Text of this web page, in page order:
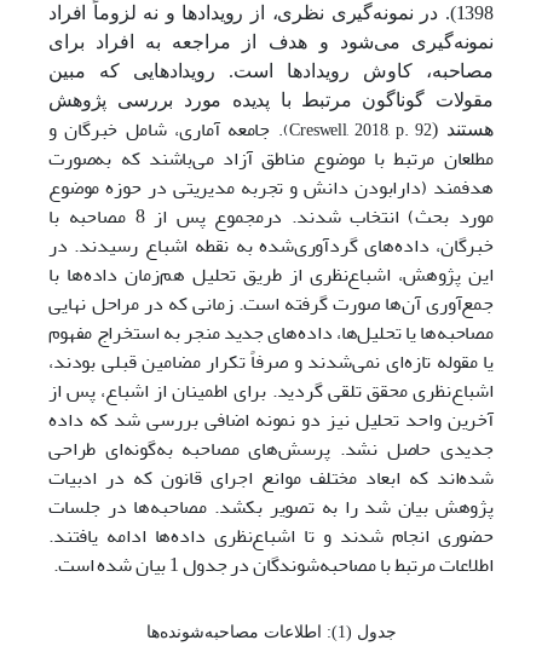
1398). در نمونه‌گیری نظری، از رویدادها و نه لزوماً افراد
نمونه‌گیری می‌شود و هدف از مراجعه به افراد برای
مصاحبه، کاوش رویدادها است. رویدادهایی که مبین
مقولات گوناگون مرتبط با پدیده مورد بررسی پژوهش
هستند (.(Creswell, 2018, p. 92 جامعه آماری، شامل خبرگان و
مطلعان مرتبط با موضوع مناطق آزاد می‌باشند که به‌صورت
هدفمند (دارا‌بودن دانش و تجربه مدیریتی در حوزه موضوع
مورد بحث) انتخاب شدند. درمجموع پس از 8 مصاحبه با
خبرگان، داده‌های گردآوری‌شده به نقطه اشباع رسیدند. در
این پژوهش، اشباع‌نظری از طریق تحلیل هم‌زمان داده‌ها با
جمع‌آوری آن‌ها صورت گرفته است. زمانی که در مراحل نهایی
مصاحبه‌ها یا تحلیل‌ها، داده‌های جدید منجر به استخراج مفهوم
یا مقوله تازه‌ای نمی‌شدند و صرفاً تکرار مضامین قبلی بودند،
اشباع‌نظری محقق تلقی گردید. برای اطمینان از اشباع، پس از
آخرین واحد تحلیل نیز دو نمونه اضافی بررسی شد که داده
جدیدی حاصل نشد. پرسش‌های مصاحبه به‌گونه‌ای طراحی
شده‌اند که ابعاد مختلف موانع اجرای قانون که در ادبیات
پژوهش بیان شد را به تصویر بکشد. مصاحبه‌ها در جلسات
حضوری انجام شدند و تا اشباع‌نظری داده‌ها ادامه یافتند.
اطلاعات مرتبط با مصاحبه‌شوندگان در جدول 1 بیان شده است.
جدول (1): اطلاعات مصاحبه‌‌شونده‌ها